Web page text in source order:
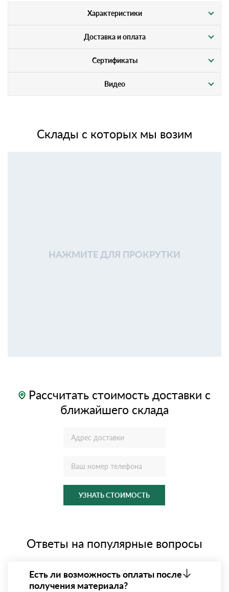
Характеристики
Доставка и оплата
Сертификаты
Видео
Склады с которых мы возим
НАЖМИТЕ ДЛЯ ПРОКРУТКИ
Рассчитать стоимость доставки с
ближайшего склада
УЗНАТЬ СТОИМОСТЬ
Ответы на популярные вопросы
Есть ли возможность оплаты после
получения материала?